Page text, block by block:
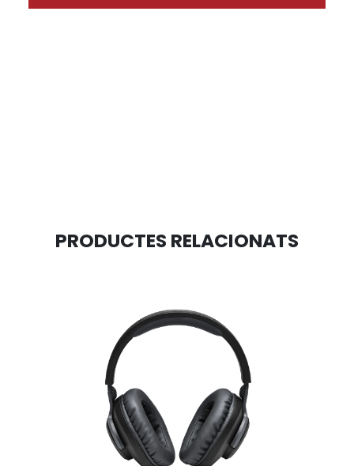
PRODUCTES RELACIONATS